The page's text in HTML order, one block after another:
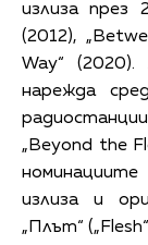
излиза през
(2012),
Way“
нарежда
„Beyond the
излиза и
„Плът“